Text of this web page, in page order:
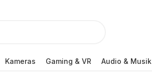
Kameras Gaming & VR Audio & Musik